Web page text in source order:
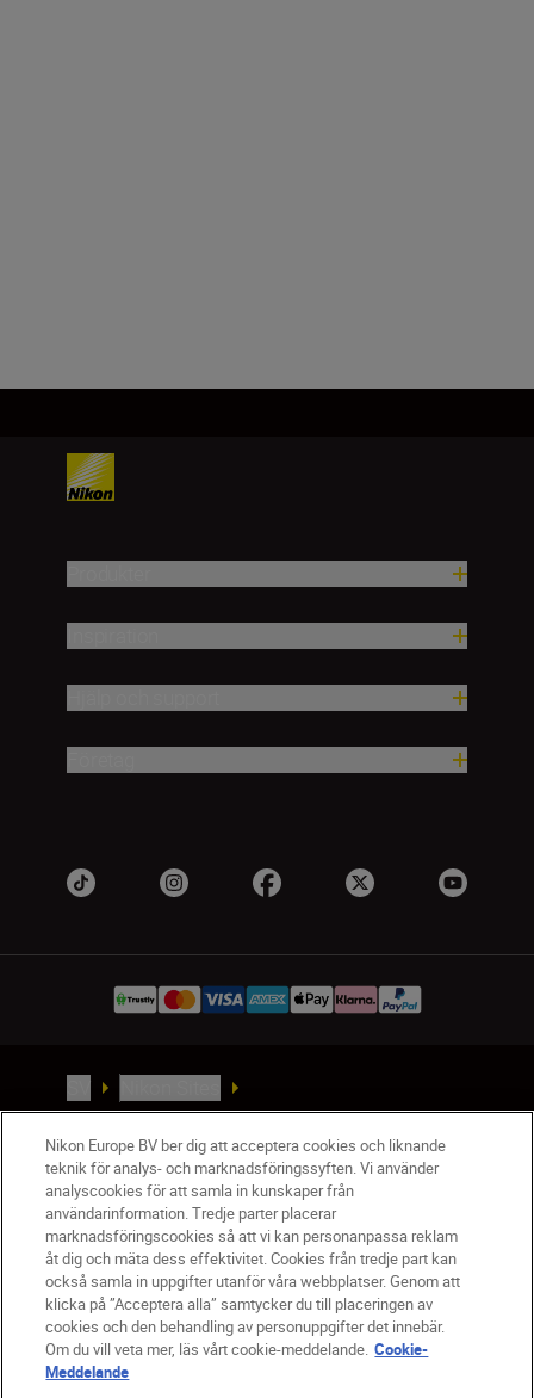
Kontakta oss
Policydokument om personuppgiftsbehandling
Användningsvillkor
Användarvillkor för Nikon Store
Cookie-meddelande
Tillgänglighet
Cookieinställningar
© 2026 Nikon
Nikon Europe BV ber dig att acceptera cookies och liknande
teknik för analys- och marknadsföringssyften. Vi använder
analyscookies för att samla in kunskaper från
användarinformation. Tredje parter placerar
marknadsföringscookies så att vi kan personanpassa reklam
åt dig och mäta dess effektivitet. Cookies från tredje part kan
också samla in uppgifter utanför våra webbplatser. Genom att
klicka på ”Acceptera alla” samtycker du till placeringen av
cookies och den behandling av personuppgifter det innebär.
Om du vill veta mer, läs vårt cookie-meddelande. Cookie-
Meddelande